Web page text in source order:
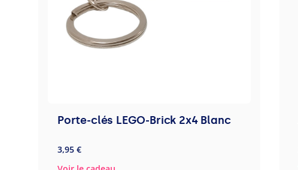
Porte-clés LEGO-Brick 2x4 Blanc
3,95 €